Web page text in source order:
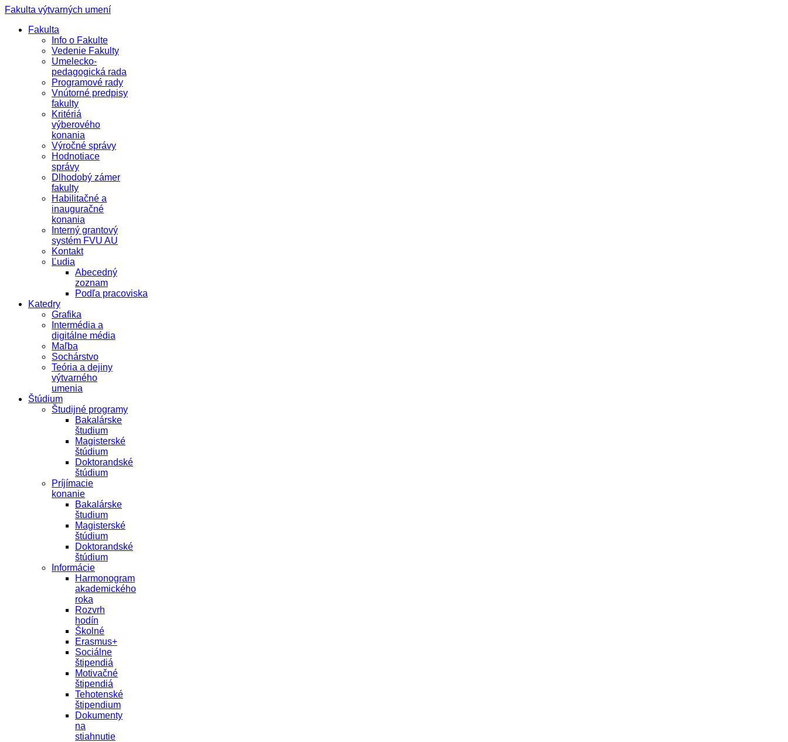
Fakulta výtvarných umení
Fakulta
Info o Fakulte
Vedenie Fakulty
Umelecko-
pedagogická rada
Programové rady
Vnútorné predpisy
fakulty
Kritériá
výberového
konania
Výročné správy
Hodnotiace
správy
Dlhodobý zámer
fakulty
Habilitačné a
inauguračné
konania
Interný grantový
systém FVU AU
Kontakt
Ľudia
Abecedný
zoznam
Podľa pracoviska
Katedry
Grafika
Intermédia a
digitálne média
Maľba
Sochárstvo
Teória a dejiny
výtvarného
umenia
Štúdium
Študijné programy
Bakalárske
študium
Magisterské
štúdium
Doktorandské
štúdium
Príjímacie
konanie
Bakalárske
študium
Magisterské
štúdium
Doktorandské
štúdium
Informácie
Harmonogram
akademického
roka
Rozvrh
hodín
Školné
Erasmus+
Sociálne
štipendiá
Motivačné
štipendiá
Tehotenské
štipendium
Dokumenty
na
stiahnutie